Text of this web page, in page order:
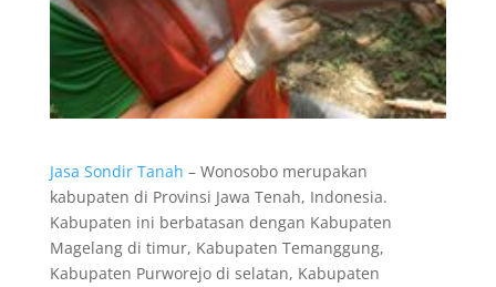
Jasa Sondir Tanah – Wonosobo merupakan
kabupaten di Provinsi Jawa Tenah, Indonesia.
Kabupaten ini berbatasan dengan Kabupaten
Magelang di timur, Kabupaten Temanggung,
Kabupaten Purworejo di selatan, Kabupaten